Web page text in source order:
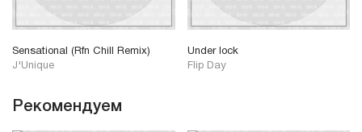
Sensational (Rfn Chill Remix)
J'Unique
Under lock
Flip Day
Рекомендуем